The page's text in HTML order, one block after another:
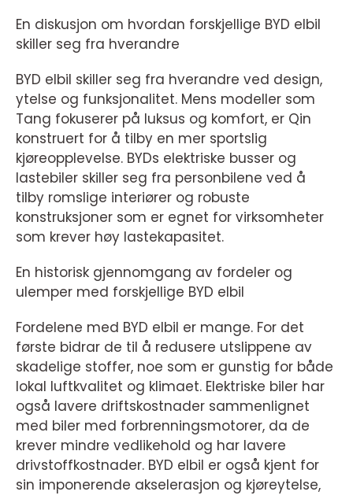
En diskusjon om hvordan forskjellige BYD elbil
skiller seg fra hverandre
BYD elbil skiller seg fra hverandre ved design,
ytelse og funksjonalitet. Mens modeller som
Tang fokuserer på luksus og komfort, er Qin
konstruert for å tilby en mer sportslig
kjøreopplevelse. BYDs elektriske busser og
lastebiler skiller seg fra personbilene ved å
tilby romslige interiører og robuste
konstruksjoner som er egnet for virksomheter
som krever høy lastekapasitet.
En historisk gjennomgang av fordeler og
ulemper med forskjellige BYD elbil
Fordelene med BYD elbil er mange. For det
første bidrar de til å redusere utslippene av
skadelige stoffer, noe som er gunstig for både
lokal luftkvalitet og klimaet. Elektriske biler har
også lavere driftskostnader sammenlignet
med biler med forbrenningsmotorer, da de
krever mindre vedlikehold og har lavere
drivstoffkostnader. BYD elbil er også kjent for
sin imponerende akselerasjon og kjøreytelse,